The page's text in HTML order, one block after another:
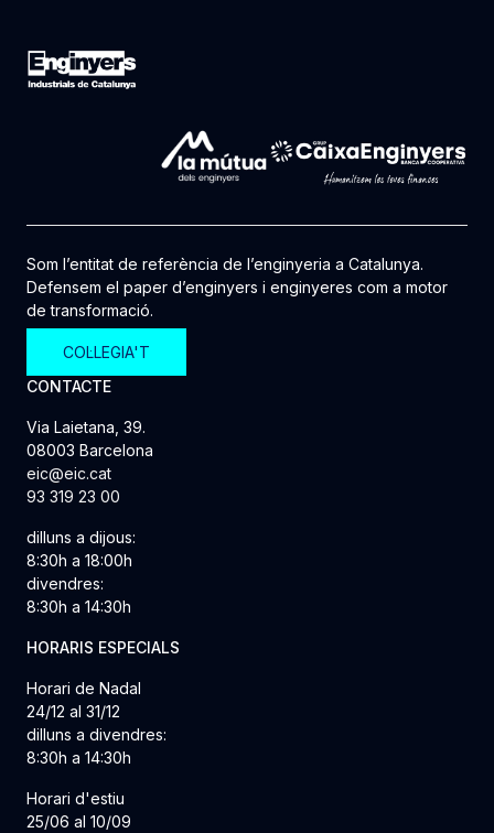
Som l’entitat de referència de l’enginyeria a Catalunya.
Defensem el paper d’enginyers i enginyeres com a motor
de transformació.
COL·LEGIA'T
CONTACTE
Via Laietana, 39.
08003 Barcelona
eic@eic.cat
93 319 23 00
dilluns a dijous:
8:30h a 18:00h
divendres:
8:30h a 14:30h
HORARIS ESPECIALS
Horari de Nadal
24/12 al 31/12
dilluns a divendres:
8:30h a 14:30h
Horari d'estiu
25/06 al 10/09